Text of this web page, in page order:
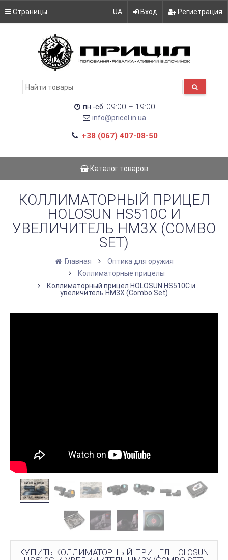
Страницы UA Вход Регистрация
пн.-сб. 09:00 – 19:00
info@pricel.in.ua
+38 (067) 407-08-50
Каталог товаров
КОЛЛИМАТОРНЫЙ ПРИЦЕЛ
HOLOSUN HS510C И
УВЕЛИЧИТЕЛЬ HM3X (COMBO
SET)
Главная
Оптика для оружия
Коллиматорные прицелы
Коллиматорный прицел HOLOSUN HS510C и
увеличитель HM3X (Combo Set)
КУПИТЬ КОЛЛИМАТОРНЫЙ ПРИЦЕЛ HOLOSUN